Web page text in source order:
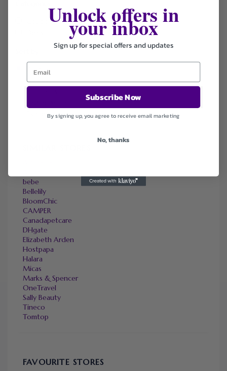
Coupons
Default
Newest
Popularity
Expired
bebe
Bellelily
BloomChic
CAMPER
Canadapetcare
DHgate
Elizabeth Arden
Hostpapa
Halara
Micas
Marks & Spencer
OneTravel
Sally Beauty
Tineco
Tomtop
FAVOURITE STORES
Unlock offers in
your inbox
Sign up for special offers and updates
Subscribe Now
By signing up, you agree to receive email marketing
No, thanks